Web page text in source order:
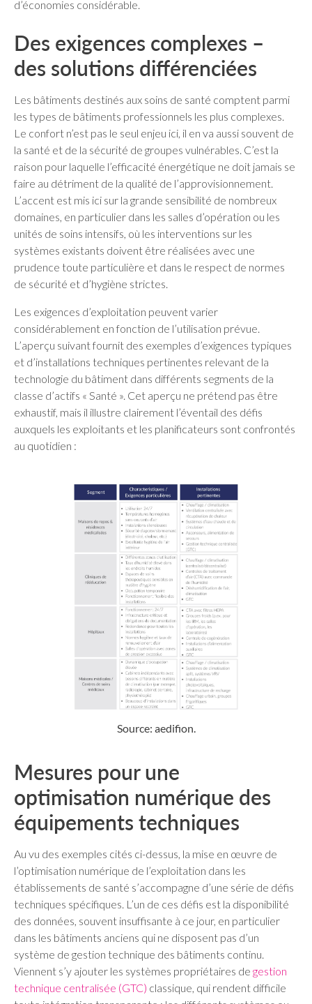
d’économies considérable.
Des exigences complexes –
des solutions différenciées
Les bâtiments destinés aux soins de santé comptent parmi
les types de bâtiments professionnels les plus complexes.
Le confort n’est pas le seul enjeu ici, il en va aussi souvent de
la santé et de la sécurité de groupes vulnérables. C’est la
raison pour laquelle l’efficacité énergétique ne doit jamais se
faire au détriment de la qualité de l’approvisionnement.
L’accent est mis ici sur la grande sensibilité de nombreux
domaines, en particulier dans les salles d’opération ou les
unités de soins intensifs, où les interventions sur les
systèmes existants doivent être réalisées avec une
prudence toute particulière et dans le respect de normes
de sécurité et d’hygiène strictes.
Les exigences d’exploitation peuvent varier
considérablement en fonction de l’utilisation prévue.
L’aperçu suivant fournit des exemples d’exigences typiques
et d’installations techniques pertinentes relevant de la
technologie du bâtiment dans différents segments de la
classe d’actifs « Santé ». Cet aperçu ne prétend pas être
exhaustif, mais il illustre clairement l’éventail des défis
auxquels les exploitants et les planificateurs sont confrontés
au quotidien :
Source: aedifion.
Mesures pour une
optimisation numérique des
équipements techniques
Au vu des exemples cités ci-dessus, la mise en œuvre de
l’optimisation numérique de l’exploitation dans les
établissements de santé s’accompagne d’une série de défis
techniques spécifiques. L’un de ces défis est la disponibilité
des données, souvent insuffisante à ce jour, en particulier
dans les bâtiments anciens qui ne disposent pas d’un
système de gestion technique des bâtiments continu.
Viennent s’y ajouter les systèmes propriétaires de gestion
technique centralisée (GTC) classique, qui rendent difficile